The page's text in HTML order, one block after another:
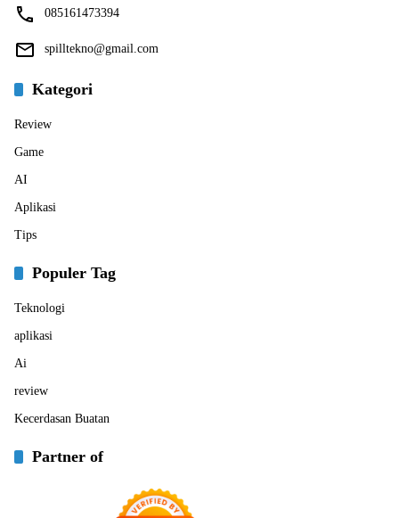
085161473394
spilltekno@gmail.com
Kategori
Review
Game
AI
Aplikasi
Tips
Populer Tag
Teknologi
aplikasi
Ai
review
Kecerdasan Buatan
Partner of